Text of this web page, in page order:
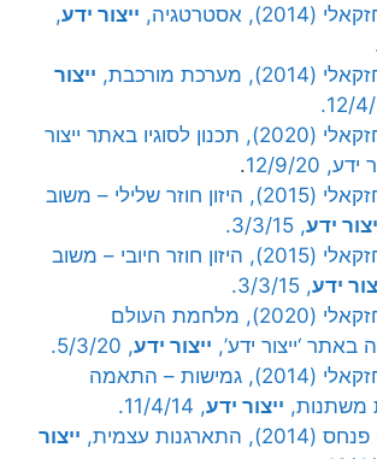
אסטרטגיה,
ייצור ידע,
מערכת מורכבת,
ייצור
פנחס יחזקאלי (2020), תכנון לסוגיו באתר ייצור
12/9/20
.
פנחס יחזקאלי (2015), היזון חוזר שלילי – משוב
ידע, 3/3/15.
פנחס יחזקאלי (2015), היזון חוזר חיובי – משוב
ידע, 3/3/15.
פנחס יחזקאלי (2020), מלחמת העולם
באתר ‘ייצור ידע’, ייצור ידע, 5/3/20.
פנחס יחזקאלי (2014), גמישות – התאמה
משתנות, ייצור ידע, 11/4/14.
התארגנות עצמית,
ייצור